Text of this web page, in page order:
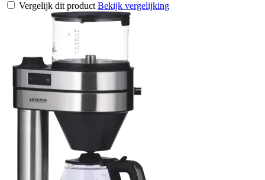
Vergelijk dit product Bekijk vergelijking